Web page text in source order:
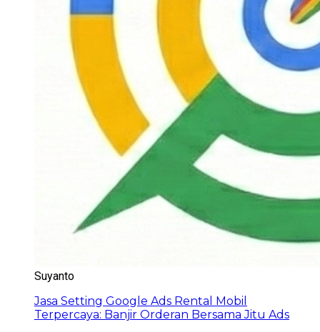
Suyanto
Jasa Setting Google Ads Rental Mobil
Terpercaya: Banjir Orderan Bersama Jitu Ads